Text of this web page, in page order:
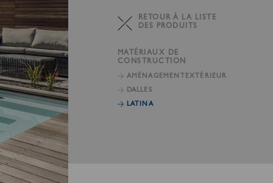
RETOUR À LA LISTE
DES PRODUITS
MATÉRIAUX DE
CONSTRUCTION
AMÉNAGEMENT EXTÉRIEUR
DALLES
LATINA